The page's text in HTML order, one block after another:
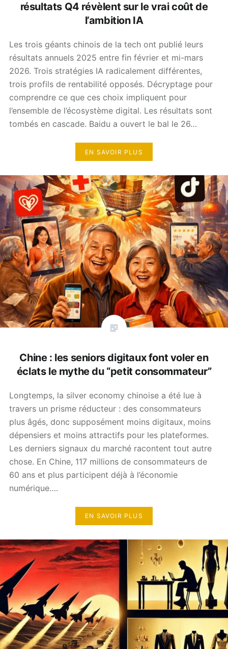
résultats Q4 révèlent sur le vrai coût de
l’ambition IA
Les trois géants chinois de la tech ont publié leurs
résultats annuels 2025 entre fin février et mi-mars
2026. Trois stratégies IA radicalement différentes,
trois profils de rentabilité opposés. Décryptage pour
comprendre ce que ces choix impliquent pour
l’ensemble de l’écosystème digital. Les résultats sont
tombés en cascade. Baidu a ouvert le bal le 26…
EN SAVOIR PLUS
Chine : les seniors digitaux font voler en
éclats le mythe du “petit consommateur”
Longtemps, la silver economy chinoise a été lue à
travers un prisme réducteur : des consommateurs
plus âgés, donc supposément moins digitaux, moins
dépensiers et moins attractifs pour les plateformes.
Les derniers signaux du marché racontent tout autre
chose. En Chine, 117 millions de consommateurs de
60 ans et plus participent déjà à l’économie
numérique….
EN SAVOIR PLUS